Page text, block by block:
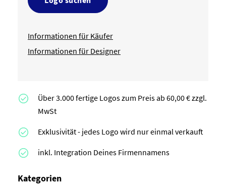
Informationen für Käufer
Informationen für Designer
Über 3.000 fertige Logos zum Preis ab 60,00 € zzgl.
MwSt
Exklusivität - jedes Logo wird nur einmal verkauft
inkl. Integration Deines Firmennamens
Kategorien